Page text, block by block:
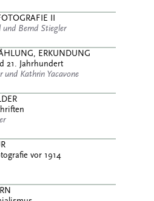
II
Bernd Stiegler
ERKUNDUNG
21. Jahrhundert
und Kathrin Yacavone
vor 1914